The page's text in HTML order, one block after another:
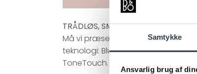
Samtykke
Ansvarlig brug af
TRÅDLØS, SMART & COOL
Må vi præsentere BEOPLAY H5 –
teknologi: Bluetooth 4.2 med
ToneTouch. Og så har de et